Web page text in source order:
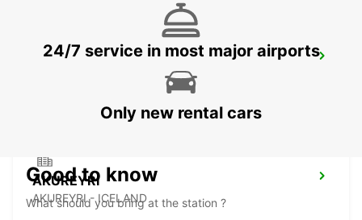
KEFLAVIK INTERNATIONAL AIRPORT
AKUREYRI
AKUREYRI - ICELAND
24/7 service in most major airports
Only new rental cars
Good to know
What should you bring at the station ?